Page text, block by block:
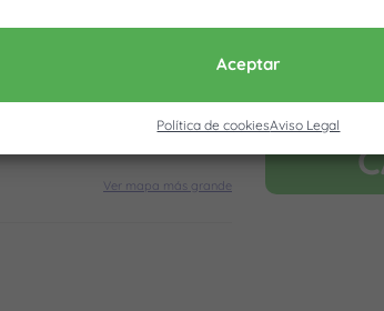
Aceptar
Política de cookiesAviso Legal
Ver mapa más grande
Solo usamos